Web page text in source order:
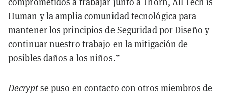
Human y la amplia comunidad tecnológica para
mantener los principios de Seguridad por Diseño y
continuar nuestro trabajo en la mitigación de
posibles daños a los niños.”
Decryptse puso en contacto con otros miembros de